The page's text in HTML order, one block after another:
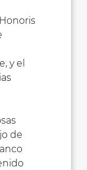
y el
de